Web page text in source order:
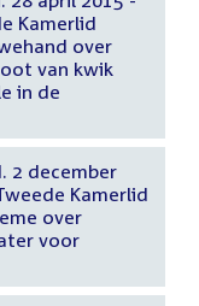
Kamerlid
over
van kwik
in de
2 december
Kamerlid
over
voor